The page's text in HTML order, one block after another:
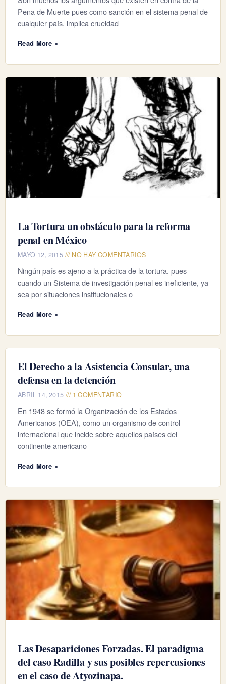
Pena de Muerte pues como sanción en el sistema penal de
cualquier país, implica crueldad
Read More »
La Tortura un obstáculo para la reforma
penal en México
MAYO 12, 2015 NO HAY COMENTARIOS
Ningún país es ajeno a la práctica de la tortura, pues
cuando un Sistema de investigación penal es ineficiente, ya
sea por situaciones institucionales o
Read More »
El Derecho a la Asistencia Consular, una
defensa en la detención
ABRIL 14, 2015 1 COMENTARIO
En 1948 se formó la Organización de los Estados
Americanos (OEA), como un organismo de control
internacional que incide sobre aquellos países del
continente americano
Read More »
Las Desapariciones Forzadas. El paradigma
del caso Radilla y sus posibles repercusiones
en el caso de Atyozinapa.